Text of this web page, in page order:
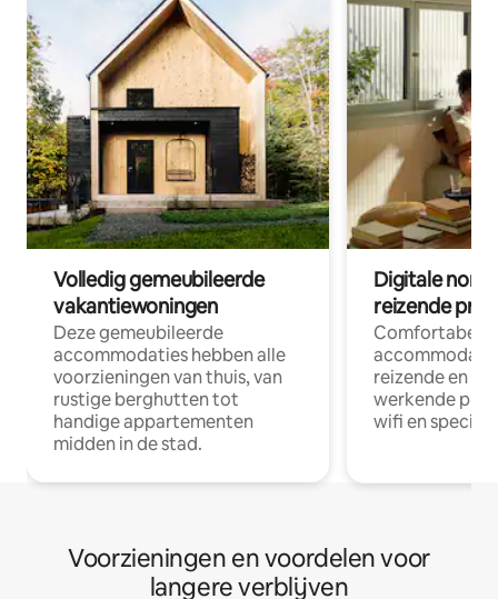
Volledig gemeubileerde
vakantiewoningen
Deze gemeubileerde
accommodaties hebben alle
voorzieningen van thuis, van
rustige berghutten tot
handige appartementen
midden in de stad.
Digitale
reizende
Comfortabele
reizende en
werkende
wifi en
Voorzieningen en voordelen voor
langere verblijven